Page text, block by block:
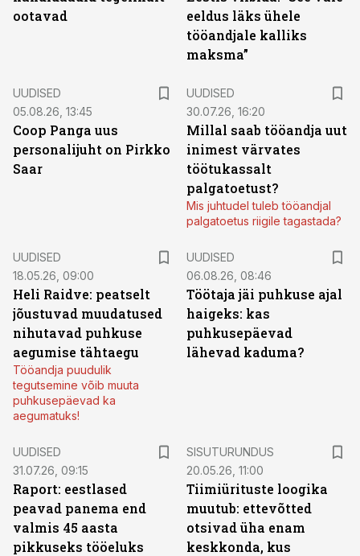
ootavad
eeldus läks ühele
tööandjale kalliks
maksma”
UUDISED
05.08.26, 13:45
Coop Panga uus
personalijuht on Pirkko
Saar
UUDISED
30.07.26, 16:20
Millal saab tööandja uut
inimest värvates
töötukassalt
palgatoetust?
Mis juhtudel tuleb tööandjal
palgatoetus riigile tagastada?
UUDISED
18.05.26, 09:00
Heli Raidve: peatselt
jõustuvad muudatused
nihutavad puhkuse
aegumise tähtaegu
Tööandja puudulik
tegutsemine võib muuta
puhkusepäevad ka
aegumatuks!
UUDISED
06.08.26, 08:46
Töötaja jäi puhkuse ajal
haigeks: kas
puhkusepäevad
lähevad kaduma?
UUDISED
31.07.26, 09:15
Raport: eestlased
peavad panema end
valmis 45 aasta
pikkuseks tööeluks
SISUTURUNDUS
20.05.26, 11:00
Tiimiürituste loogika
muutub: ettevõtted
otsivad üha enam
keskkonda, kus